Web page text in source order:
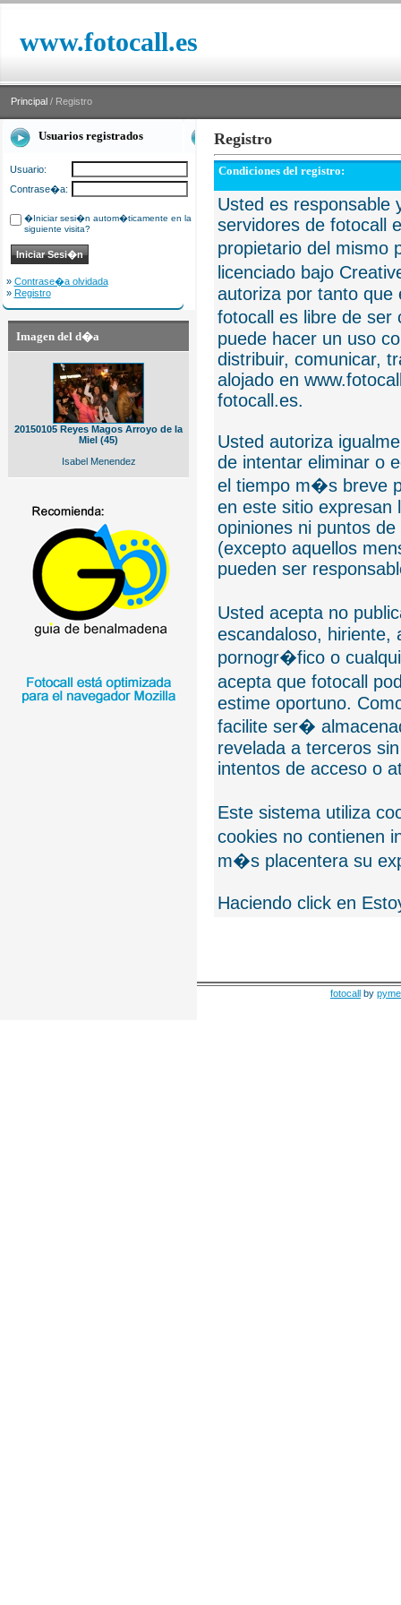
www.fotocall.es
Principal / Registro
Usuarios registrados
Usuario:
Contrase�a:
�Iniciar sesi�n autom�ticamente en la
siguiente visita?
» Contrase�a olvidada
» Registro
Imagen del d�a
20150105 Reyes Magos Arroyo de la
Miel (45)
Isabel Menendez
Registro
Condiciones del registro:
Usted es responsable
servidores de fotocall
propietario del mismo
licenciado bajo
autoriza por tanto que
fotocall es libre de
puede hacer un uso
distribuir, comunicar,
alojado en
fotocall.es.
Usted autoriza
de intentar eliminar o
el tiempo m�s breve
en este sitio expresan
opiniones ni puntos
(excepto aquellos
pueden ser
Usted acepta no
escandaloso, hiriente,
pornogr�fico o
acepta que fotocall
estime oportuno.
facilite ser�
revelada a terceros
intentos de acceso o
Este sistema utiliza
cookies no contienen
m�s placentera su
Haciendo click en
fotocall by